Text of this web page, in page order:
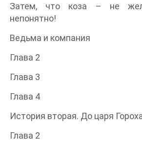
Затем, что коза – не
непонятно!
Ведьма и компания
Глава 2
Глава 3
Глава 4
История вторая. До царя
Глава 2